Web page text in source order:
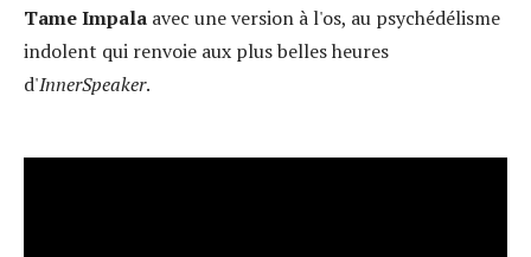
Tame Impala avec une version à l'os, au psychédélisme
indolent qui renvoie aux plus belles heures
d'InnerSpeaker.